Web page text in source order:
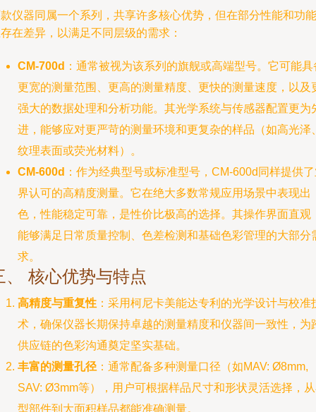
仪器同属一个系列，共享许多核心优势，但在部分性能和功能
在差异，以满足不同层级的需求：
CM-700d ：通常被视为该系列的旗舰或高端型号。它可能具
更宽的测量范围、更高的测量精度、更快的测量速度，以及
强大的数据处理和分析功能。其光学系统与传感器配置更为
进，能够应对更严苛的测量环境和更复杂的样品（如高光泽
纹理表面或荧光材料）。
CM-600d ：作为经典型号或标准型号，CM-600d同样提供
界认可的高精度测量。它在绝大多数常规应用场景中表现出
色，性能稳定可靠，是性价比极高的选择。其操作界面直观
能够满足日常质量控制、色差检测和基础色彩管理的大部分
求。
、 核心优势与特点
高精度与重复性 ：采用柯尼卡美能达专利的光学设计与校准
术，确保仪器长期保持卓越的测量精度和仪器间一致性，为
供应链的色彩沟通奠定坚实基础。
丰富的测量孔径 ：通常配备多种测量口径（如MAV: Ø8mm,
SAV: Ø3mm等），用户可根据样品尺寸和形状灵活选择，
型部件到大面积样品都能准确测量。